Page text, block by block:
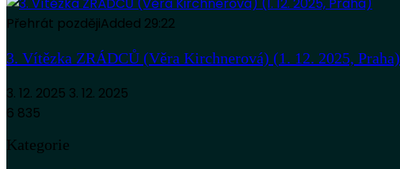
Přehrát pozdějiAdded 29:22
3. Vítězka ZRÁDCŮ (Věra Kirchnerová) (1. 12. 2025, Praha)
3. 12. 2025 3. 12. 2025
6 835
Kategorie